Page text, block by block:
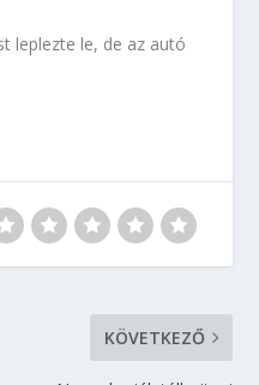
leplezte le, de az autó
KÖVETKEZŐ